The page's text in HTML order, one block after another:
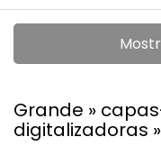
Grande »
digitalizadoras